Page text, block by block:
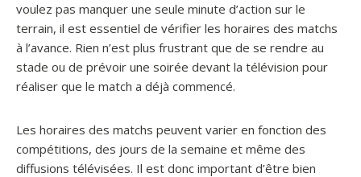
voulez pas manquer une seule minute d’action sur le
terrain, il est essentiel de vérifier les horaires des matchs
à l’avance. Rien n’est plus frustrant que de se rendre au
stade ou de prévoir une soirée devant la télévision pour
réaliser que le match a déjà commencé.
Les horaires des matchs peuvent varier en fonction des
compétitions, des jours de la semaine et même des
diffusions télévisées. Il est donc important d’être bien